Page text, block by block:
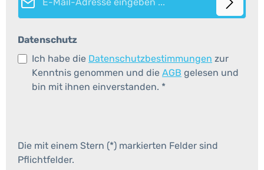
Datenschutz
Ich habe die Datenschutzbestimmungen zur
Kenntnis genommen und die AGB gelesen und
bin mit ihnen einverstanden. *
Die mit einem Stern (*) markierten Felder sind
Pflichtfelder.